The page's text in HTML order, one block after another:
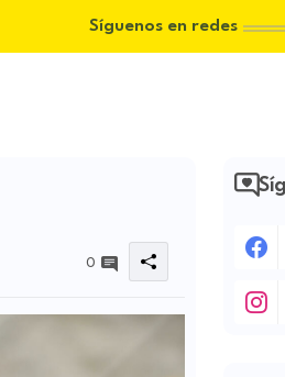
Síguenos en redes
0